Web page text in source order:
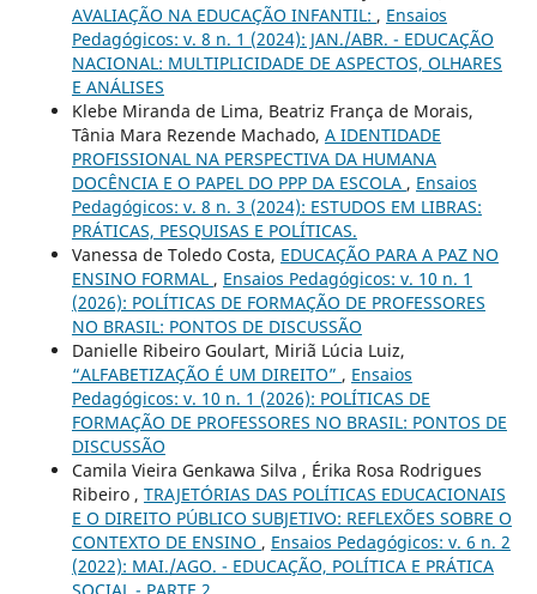
AVALIAÇÃO NA EDUCAÇÃO INFANTIL: , Ensaios
Pedagógicos: v. 8 n. 1 (2024): JAN./ABR. - EDUCAÇÃO
NACIONAL: MULTIPLICIDADE DE ASPECTOS, OLHARES
E ANÁLISES
Klebe Miranda de Lima, Beatriz França de Morais,
Tânia Mara Rezende Machado, A IDENTIDADE
PROFISSIONAL NA PERSPECTIVA DA HUMANA
DOCÊNCIA E O PAPEL DO PPP DA ESCOLA , Ensaios
Pedagógicos: v. 8 n. 3 (2024): ESTUDOS EM LIBRAS:
PRÁTICAS, PESQUISAS E POLÍTICAS.
Vanessa de Toledo Costa, EDUCAÇÃO PARA A PAZ NO
ENSINO FORMAL , Ensaios Pedagógicos: v. 10 n. 1
(2026): POLÍTICAS DE FORMAÇÃO DE PROFESSORES
NO BRASIL: PONTOS DE DISCUSSÃO
Danielle Ribeiro Goulart, Miriã Lúcia Luiz,
“ALFABETIZAÇÃO É UM DIREITO” , Ensaios
Pedagógicos: v. 10 n. 1 (2026): POLÍTICAS DE
FORMAÇÃO DE PROFESSORES NO BRASIL: PONTOS DE
DISCUSSÃO
Camila Vieira Genkawa Silva , Érika Rosa Rodrigues
Ribeiro , TRAJETÓRIAS DAS POLÍTICAS EDUCACIONAIS
E O DIREITO PÚBLICO SUBJETIVO: REFLEXÕES SOBRE O
CONTEXTO DE ENSINO , Ensaios Pedagógicos: v. 6 n. 2
(2022): MAI./AGO. - EDUCAÇÃO, POLÍTICA E PRÁTICA
SOCIAL - PARTE 2